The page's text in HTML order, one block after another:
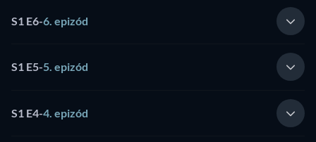
S1 E6-6. epizód
S1 E5-5. epizód
S1 E4-4. epizód